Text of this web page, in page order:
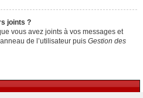
joints ?
vous avez joints à vos messages et
de l’utilisateur puis Gestion des